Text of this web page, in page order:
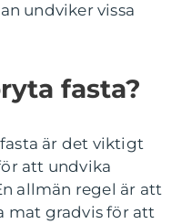
undviker vissa
fasta?
är det viktigt
att undvika
allmän regel är att
mat gradvis för att